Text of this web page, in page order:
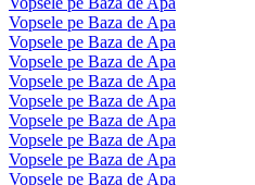
Vopsele pe Baza de Apa
Vopsele pe Baza de Apa
Vopsele pe Baza de Apa
Vopsele pe Baza de Apa
Vopsele pe Baza de Apa
Vopsele pe Baza de Apa
Vopsele pe Baza de Apa
Vopsele pe Baza de Apa
Vopsele pe Baza de Apa